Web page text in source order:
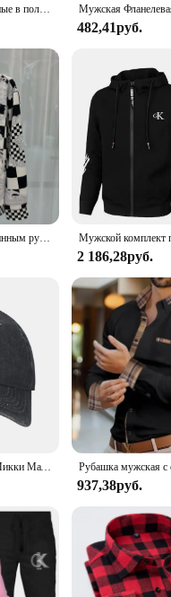
Боксеры мужские длинные в полоску, пикантные шорты-боксеры, Брендовое нижнее белье, модные шорты-боксеры, комплект 2-4 шт.
482,41руб.
Мужские рубашки с длинным рукавом, в европейском стиле, свободные трендовые Топы с длинным рукавом, повседневная одежда, модель на весну и осень
2 186,28руб.
Бейсболка с рисунком Микки Мауса м для мужчин и женщин
937,38руб.